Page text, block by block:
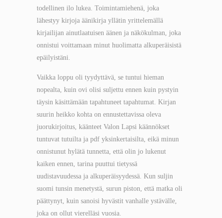
todellinen ilo lukea. Toimintamiehenä, joka
lähestyy kirjoja äänikirja yllätin yrittelemällä
kirjailijan ainutlaatuisen äänen ja näkökulman, joka
onnistui voittamaan minut huolimatta alkuperäisistä
epäilyistäni.
Vaikka loppu oli tyydyttävä, se tuntui hieman
nopealta, kuin ovi olisi suljettu ennen kuin pystyin
täysin käsittämään tapahtuneet tapahtumat. Kirjan
suurin heikko kohta on ennustettavissa oleva
juorukirjoitus, käänteet Valon Lapsi käännökset
tuntuvat tutuilta ja pdf yksinkertaisilta, eikä minun
onnistunut hylätä tunnetta, että olin jo lukenut
kaiken ennen, tarina puuttui tietyssä
uudistavuudessa ja alkuperäisyydessä. Kun suljin
suomi tunsin menetystä, surun piston, että matka oli
päättynyt, kuin sanoisi hyvästit vanhalle ystävälle,
joka on ollut vierelläsi vuosia.